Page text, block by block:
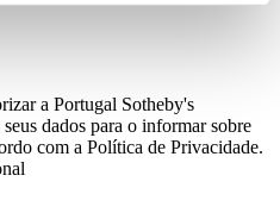
a Portugal Sotheby's
dados para o informar sobre
com a Política de Privacidade.